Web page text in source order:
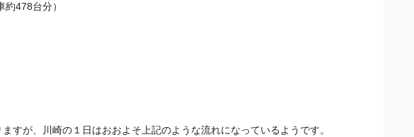
約478台分）
すが、川崎の１日はおおよそ上記のような流れになっているようです。